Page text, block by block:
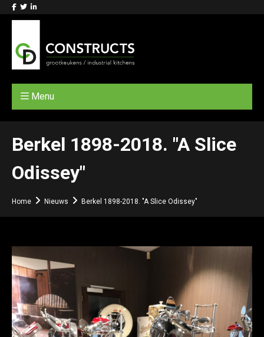
Menu
Berkel 1898-2018. "A Slice
Odissey"
Home Nieuws Berkel 1898-2018. "A Slice Odissey"